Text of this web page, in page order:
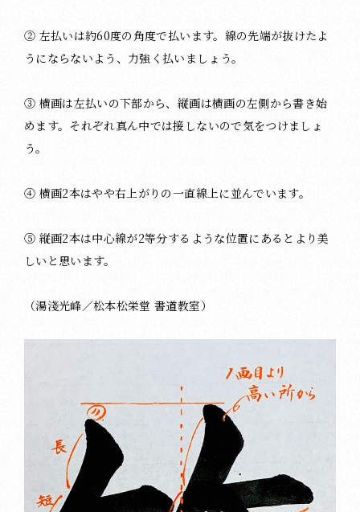
② 左払いは約60度の角度で払います。線の先端が抜けたよ
うにならないよう、力強く払いましょう。
③ 横画は左払いの下部から、縦画は横画の左側から書き始
めます。それぞれ真ん中では接しないので気をつけましょ
う。
④ 横画2本はやや右上がりの一直線上に並んでいます。
⑤ 縦画2本は中心線が2等分するような位置にあるとより美
しいと思います。
（湯淺光峰／松本松栄堂 書道教室）